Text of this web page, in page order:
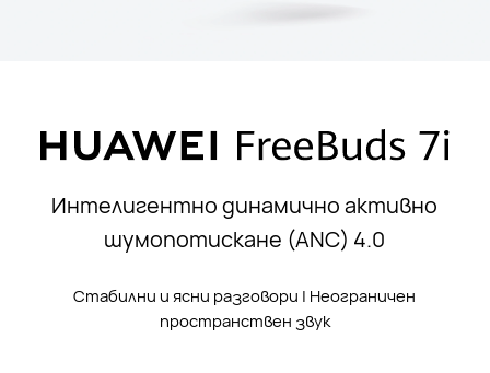
Интелигентно динамично активно
шумопотискане (ANC) 4.0
Стабилни и ясни разговори | Неограничен
пространствен звук